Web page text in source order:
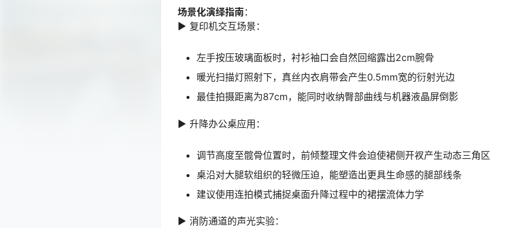
场景化演绎指南：
▶ 复印机交互场景：
左手按压玻璃面板时，衬衫袖口会自然回缩露出2cm腕骨
暖光扫描灯照射下，真丝内衣肩带会产生0.5mm宽的衍射光边
最佳拍摄距离为87cm，能同时收纳臀部曲线与机器液晶屏倒影
▶ 升降办公桌应用：
调节高度至髋骨位置时，前倾整理文件会迫使裙侧开衩产生动态三角区
桌沿对大腿软组织的轻微压迫，能塑造出更具生命感的腿部线条
建议使用连拍模式捕捉桌面升降过程中的裙摆流体力学
▶ 消防通道的声光实验：